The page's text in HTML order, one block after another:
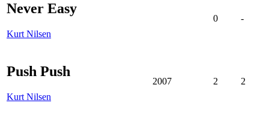
Never Easy
Kurt Nilsen
0 -
Push Push
Kurt Nilsen
2007 2 2